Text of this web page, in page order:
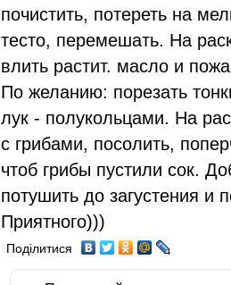
почистить, потереть на
тесто, перемешать. На
влить растит. масло и
По желанию: порезать
лук - полукольцами. На
с грибами, посолить,
чтоб грибы пустили сок.
потушить до загустения и
Приятного)))
Поділитися